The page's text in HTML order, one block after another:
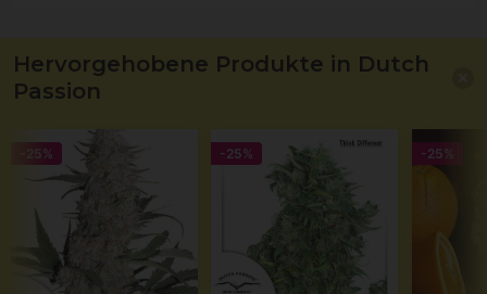
Hervorgehobene Produkte in Dutch
Passion
-25% -25% -25%